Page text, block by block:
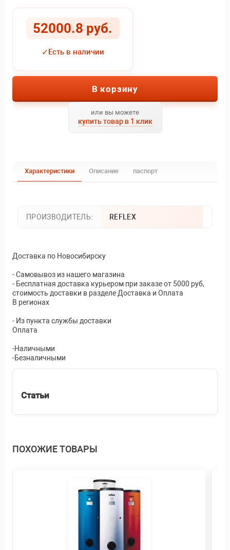
52000.8 руб.
✓Есть в наличии
В корзину
или вы можете
купить товар в 1 клик
Характеристики Описание паспорт
ПРОИЗВОДИТЕЛЬ: REFLEX
Доставка по Новосибирску
- Самовывоз из нашего магазина
- Бесплатная доставка курьером при заказе от 5000 руб,
стоимость доставки в разделе Доставка и Оплата
В регионах
- Из пункта службы доставки
Оплата
-Наличными
-Безналичными
Статьи
ПОХОЖИЕ ТОВАРЫ